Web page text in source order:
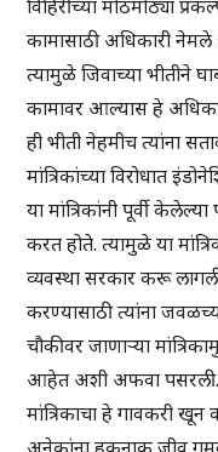
विहिरींच्या मोठमोठ्या
कामासाठी अधिकारी
त्यामुळे जिवाच्या भीतीने
कामावर आल्यास हे
ही भीती नेहमीच त्यांना
मांत्रिकांच्या विरोधात
या मांत्रिकांनी पूर्वी
करत होते. त्यामुळे या
व्यवस्था सरकार करू
करण्यासाठी त्यांना
चौकीवर जाणाऱ्या
आहेत अशी अफवा पसरली.
मांत्रिकाचा हे गावकरी